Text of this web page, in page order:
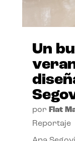
Un
por Flat
Reportaje